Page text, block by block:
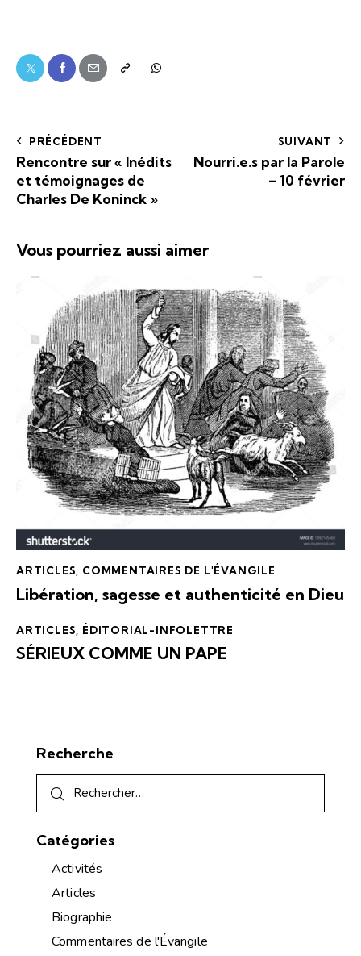
PRÉCÉDENT
Rencontre sur « Inédits
et témoignages de
Charles De Koninck »
SUIVANT
Nourri.e.s par la Parole
– 10 février
Vous pourriez aussi aimer
ARTICLES COMMENTAIRES DE L'ÉVANGILE
Libération, sagesse et authenticité en Dieu
ARTICLES ÉDITORIAL-INFOLETTRE
SÉRIEUX COMME UN PAPE
Recherche
Catégories
Activités
Articles
Biographie
Commentaires de l'Évangile